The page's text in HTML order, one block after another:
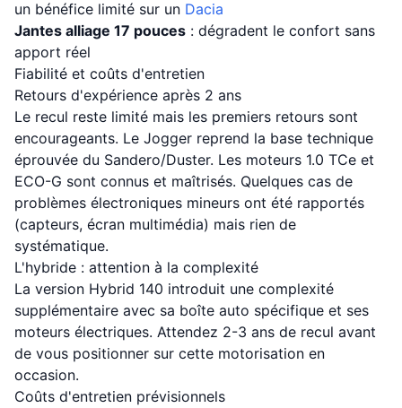
un bénéfice limité sur un Dacia
Jantes alliage 17 pouces : dégradent le confort sans
apport réel
Fiabilité et coûts d'entretien
Retours d'expérience après 2 ans
Le recul reste limité mais les premiers retours sont
encourageants. Le Jogger reprend la base technique
éprouvée du Sandero/Duster. Les moteurs 1.0 TCe et
ECO-G sont connus et maîtrisés. Quelques cas de
problèmes électroniques mineurs ont été rapportés
(capteurs, écran multimédia) mais rien de
systématique.
L'hybride : attention à la complexité
La version Hybrid 140 introduit une complexité
supplémentaire avec sa boîte auto spécifique et ses
moteurs électriques. Attendez 2-3 ans de recul avant
de vous positionner sur cette motorisation en
occasion.
Coûts d'entretien prévisionnels